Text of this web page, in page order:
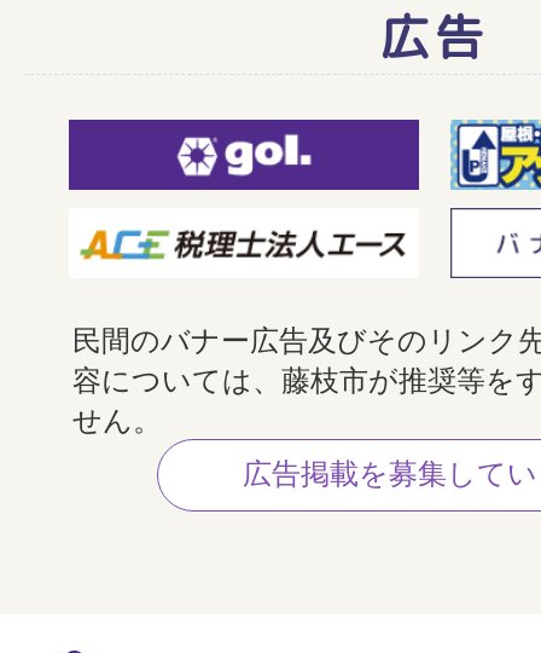
広告
民間のバナー広告及びそのリンク
容については、藤枝市が推奨等を
せん。
広告掲載を募集して